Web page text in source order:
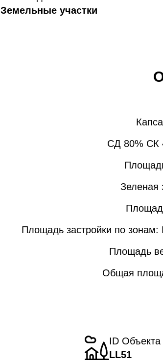
Земельные участки
СД 80% СК
Зеленая
Площадь застройки по
Площадь
Общая
ID Объекта
LL51